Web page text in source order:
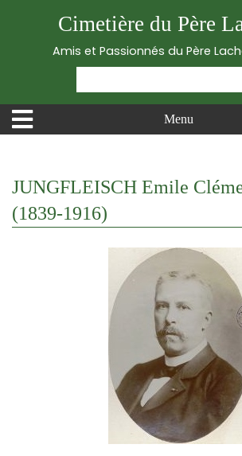
Cimetière du Père
Amis et Passionnés du Père
Menu
JUNGFLEISCH Emile
(1839-1916)